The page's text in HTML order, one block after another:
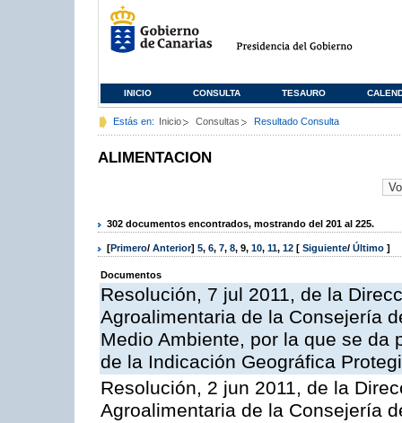
INICIO CONSULTA TESAURO
Estás en: Inicio Consultas Resultado Consulta
ALIMENTACION
302 documentos encontrados, mostrando del 201 al 225.
[Primero/ Anterior] 5, 6, 7, 8, 9, 10, 11, 12 [ Siguiente/ Último ]
Documentos
Resolución, 7 jul 2011, de la
Agroalimentaria de la Consejería
Medio Ambiente, por la que se
de la Indicación Geográfica
Resolución, 2 jun 2011, de la
Agroalimentaria de la Consejería